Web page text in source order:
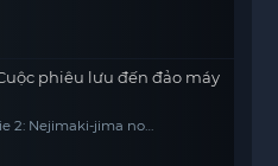
phiêu lưu đến đảo máy
2: Nejimaki-jima no
Piece: Nejimakijima no
Nejimaki Shima no